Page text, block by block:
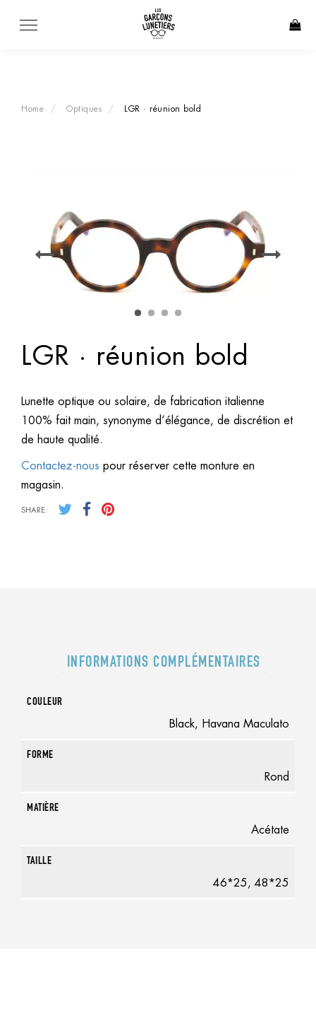
Home Optiques LGR · réunion bold
LGR · réunion bold
Lunette optique ou solaire, de fabrication italienne
100% fait main, synonyme d’élégance, de discrétion et
de haute qualité.
Contactez-nous pour réserver cette monture en
magasin.
SHARE:
INFORMATIONS COMPLÉMENTAIRES
COULEUR
Black, Havana Maculato
FORME
Rond
MATIÈRE
Acétate
TAILLE
46*25, 48*25